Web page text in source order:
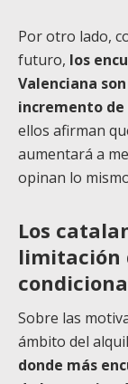
Por otro lado,
futuro, los
Valenciana
incremento
ellos afirman
aumentará a
opinan lo
Los
limitación
Sobre las
ámbito del
donde más